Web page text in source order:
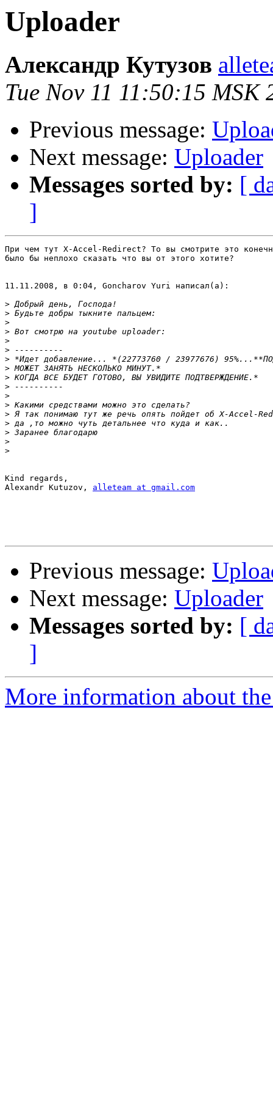
Uploader
Александр Кутузов
Tue Nov 11 11:50:15 MSK
Previous message:
Next message: Uploader
Messages sorted by: [
]
При чем тут X-Accel-Redirect? То вы смотрите это
было бы неплохо сказать что вы от этого хотите?
11.11.2008, в 0:04, Goncharov Yuri написал(а):
>
>
>
>
>
>
>
>
>
>
>
>
>
>
>
>
>
Kind regards,
Alexandr Kutuzov, alleteam at gmail.com
Previous message:
Next message: Uploader
Messages sorted by: [
]
More information about